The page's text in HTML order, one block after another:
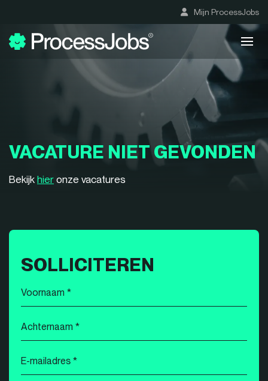
Mijn ProcessJobs
VACATURE NIET GEVONDEN
Bekijk hier onze vacatures
SOLLICITEREN
Voornaam
*
Achternaam
*
E-
mailadres